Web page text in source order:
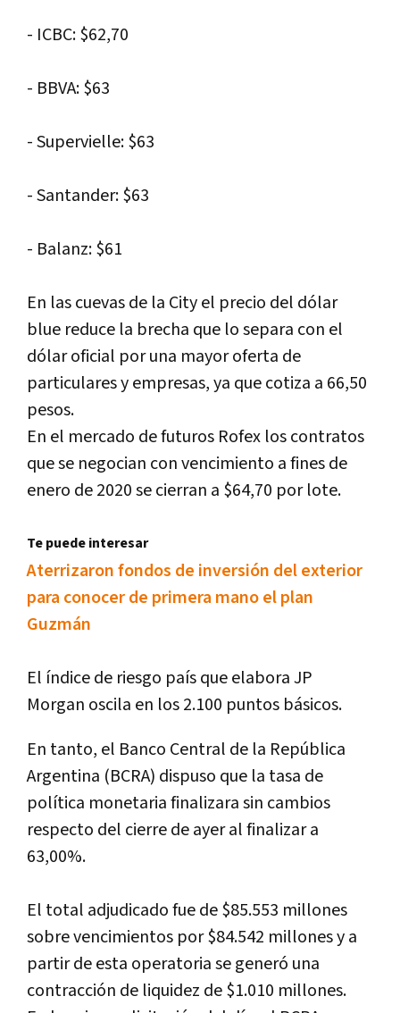
- ICBC: $62,70
- BBVA: $63
- Supervielle: $63
- Santander: $63
- Balanz: $61
En las cuevas de la City el precio del dólar
blue reduce la brecha que lo separa con el
dólar oficial por una mayor oferta de
particulares y empresas, ya que cotiza a 66,50
pesos.
En el mercado de futuros Rofex los contratos
que se negocian con vencimiento a fines de
enero de 2020 se cierran a $64,70 por lote.
Te puede interesar
Aterrizaron fondos de inversión del exterior
para conocer de primera mano el plan
Guzmán
El índice de riesgo país que elabora JP
Morgan oscila en los 2.100 puntos básicos.
En tanto, el Banco Central de la República
Argentina (BCRA) dispuso que la tasa de
política monetaria finalizara sin cambios
respecto del cierre de ayer al finalizar a
63,00%.
El total adjudicado fue de $85.553 millones
sobre vencimientos por $84.542 millones y a
partir de esta operatoria se generó una
contracción de liquidez de $1.010 millones.